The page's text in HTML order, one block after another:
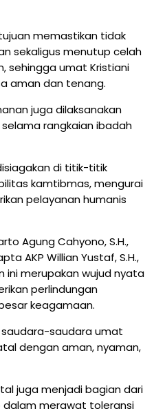
memastikan tidak
sekaligus menutup celah
sehingga umat Kristiani
aman dan tenang.
juga dilaksanakan
rangkaian ibadah
di titik-titik
kamtibmas, mengurai
pelayanan humanis
Agung Cahyono, S.H.,
AKP Willian Yustaf, S.H.,
ini merupakan wujud nyata
perlindungan
keagamaan.
saudara umat
dengan aman, nyaman,
juga menjadi bagian dari
dalam merawat toleransi